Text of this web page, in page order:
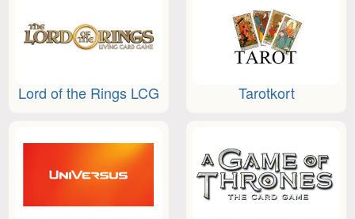
Lord of the Rings LCG Tarotkort